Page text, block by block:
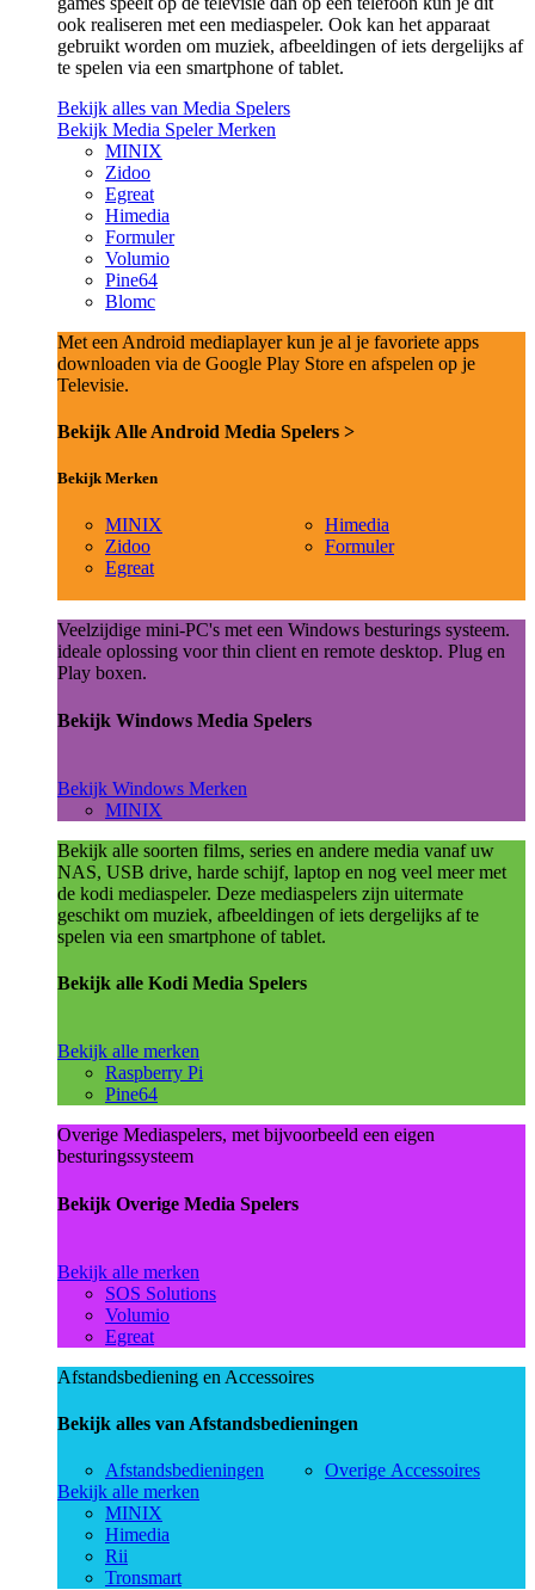
ook realiseren met een mediaspeler. Ook kan het apparaat
gebruikt worden om muziek, afbeeldingen of iets dergelijks af
te spelen via een smartphone of tablet.
Bekijk alles van Media Spelers
Bekijk Media Speler Merken
MINIX
Zidoo
Egreat
Himedia
Formuler
Volumio
Pine64
Blomc
Met een Android mediaplayer kun je al je favoriete apps
downloaden via de Google Play Store en afspelen op je
Televisie.
Bekijk Alle Android Media Spelers >
Bekijk Merken
MINIX
Zidoo
Egreat
Himedia
Formuler
Veelzijdige mini-PC's met een Windows besturings systeem.
ideale oplossing voor thin client en remote desktop. Plug en
Play boxen.
Bekijk Windows Media Spelers
Bekijk Windows Merken
MINIX
Bekijk alle soorten films, series en andere media vanaf uw
NAS, USB drive, harde schijf, laptop en nog veel meer met
de kodi mediaspeler. Deze mediaspelers zijn uitermate
geschikt om muziek, afbeeldingen of iets dergelijks af te
spelen via een smartphone of tablet.
Bekijk alle Kodi Media Spelers
Bekijk alle merken
Raspberry Pi
Pine64
Overige Mediaspelers, met bijvoorbeeld een eigen
besturingssysteem
Bekijk Overige Media Spelers
Bekijk alle merken
SOS Solutions
Volumio
Egreat
Afstandsbediening en Accessoires
Bekijk alles van Afstandsbedieningen
Afstandsbedieningen
Overige Accessoires
Bekijk alle merken
MINIX
Himedia
Rii
Tronsmart